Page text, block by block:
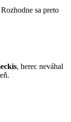
sa preto
, herec neváhal